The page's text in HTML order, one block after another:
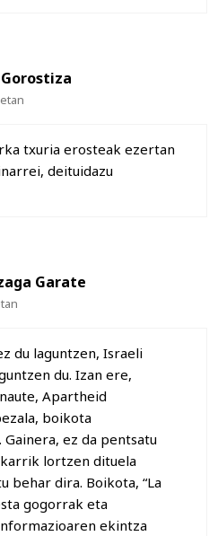
txuria erosteak ezertan
deituidazu
Garate
du laguntzen, Israeli
du. Izan ere,
Apartheid
boikota
ez da pentsatu
lortzen dituela
behar dira. Boikota, “La
gogorrak eta
ekintza